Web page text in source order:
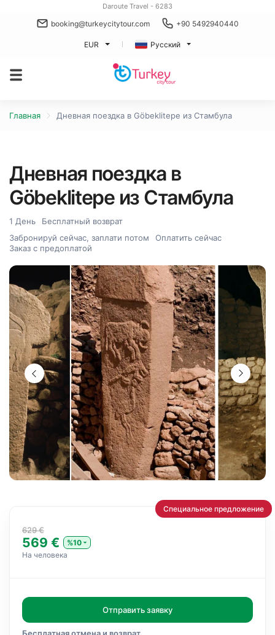
Daroute Travel - 6283
booking@turkeycitytour.com +90 5492940440
EUR Русский
Главная Дневная поездка в Göbeklitepe из Стамбула
Дневная поездка в
Göbeklitepe из Стамбула
1 День
Бесплатный возврат
Забронируй сейчас, заплати потом
Оплатить сейчас
Заказ с предоплатой
Специальное предложение
629 €
569 €
%10
На человека
Отправить заявку